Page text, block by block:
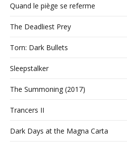
Quand le piège se referme
The Deadliest Prey
Torn: Dark Bullets
Sleepstalker
The Summoning (2017)
Trancers II
Dark Days at the Magna Carta